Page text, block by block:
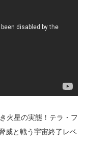
火星の実態！テラ・フ
威と戦う宇宙終了レベ